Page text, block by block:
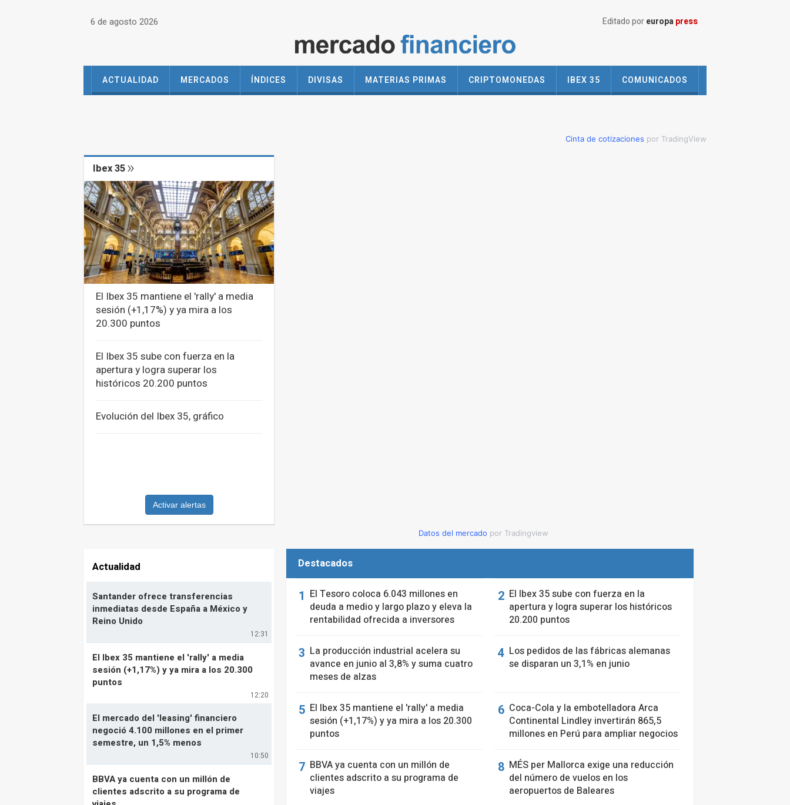
6 de agosto 2026 Editado poreuropapress
ACTUALIDAD MERCADOS ÍNDICES DIVISAS MATERIAS PRIMAS CRIPTOMONEDAS IBEX 35 COMUNICADOS
Cinta de cotizaciones por TradingView
Ibex 35
El Ibex 35 mantiene el 'rally' a media
sesión (+1,17%) y ya mira a los
20.300 puntos
El Ibex 35 sube con fuerza en la
apertura y logra superar los
históricos 20.200 puntos
Evolución del Ibex 35, gráfico
Activar alertas
Datos del mercado por Tradingview
Actualidad
12:31
Santander ofrece transferencias
inmediatas desde España a México y
Reino Unido
12:20
El Ibex 35 mantiene el 'rally' a media
sesión (+1,17%) y ya mira a los 20.300
puntos
10:50
El mercado del 'leasing' financiero
negoció 4.100 millones en el primer
semestre, un 1,5% menos
BBVA ya cuenta con un millón de
clientes adscrito a su programa de
Destacados
El Tesoro coloca 6.043 millones en
deuda a medio y largo plazo y eleva la
rentabilidad ofrecida a inversores
El Ibex 35 sube con fuerza en la
apertura y logra superar los históricos
20.200 puntos
La producción industrial acelera su
avance en junio al 3,8% y suma cuatro
meses de alzas
Los pedidos de las fábricas alemanas
se disparan un 3,1% en junio
El Ibex 35 mantiene el 'rally' a media
sesión (+1,17%) y ya mira a los 20.300
puntos
Coca-Cola y la embotelladora Arca
Continental Lindley invertirán 865,5
millones en Perú para ampliar negocios
BBVA ya cuenta con un millón de
clientes adscrito a su programa de
viajes
MÉS per Mallorca exige una reducción
del número de vuelos en los
aeropuertos de Baleares